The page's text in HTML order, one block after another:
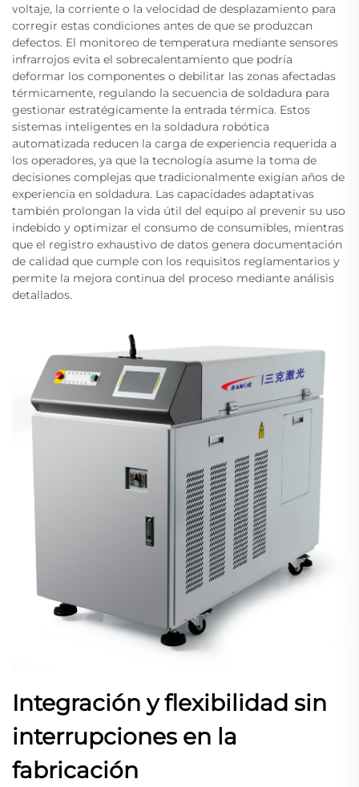
voltaje, la corriente o la velocidad de desplazamiento para
corregir estas condiciones antes de que se produzcan
defectos. El monitoreo de temperatura mediante sensores
infrarrojos evita el sobrecalentamiento que podría
deformar los componentes o debilitar las zonas afectadas
térmicamente, regulando la secuencia de soldadura para
gestionar estratégicamente la entrada térmica. Estos
sistemas inteligentes en la soldadura robótica
automatizada reducen la carga de experiencia requerida a
los operadores, ya que la tecnología asume la toma de
decisiones complejas que tradicionalmente exigían años de
experiencia en soldadura. Las capacidades adaptativas
también prolongan la vida útil del equipo al prevenir su uso
indebido y optimizar el consumo de consumibles, mientras
que el registro exhaustivo de datos genera documentación
de calidad que cumple con los requisitos reglamentarios y
permite la mejora continua del proceso mediante análisis
detallados.
Integración y flexibilidad sin
interrupciones en la
fabricación